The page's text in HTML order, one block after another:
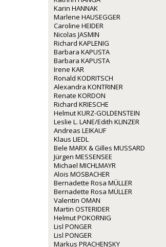
Karin HANNAK
Marlene HAUSEGGER
Caroline HEIDER
Nicolas JASMIN
Richard KAPLENIG
Barbara KAPUSTA
Barbara KAPUSTA
Irene KAR
Ronald KODRITSCH
Alexandra KONTRINER
Renate KORDON
Richard KRIESCHE
Helmut KURZ-GOLDENSTEIN
Leslie L. LANE/Edith KLINZER
Andreas LEIKAUF
Klaus LIEDL
Bele MARX & Gilles MUSSARD
Jürgen MESSENSEE
Michael MICHLMAYR
Alois MOSBACHER
Bernadette Rosa MÜLLER
Bernadette Rosa MÜLLER
Valentin OMAN
Martin OSTERIDER
Helmut POKORNIG
Lisl PONGER
Lisl PONGER
Markus PRACHENSKY